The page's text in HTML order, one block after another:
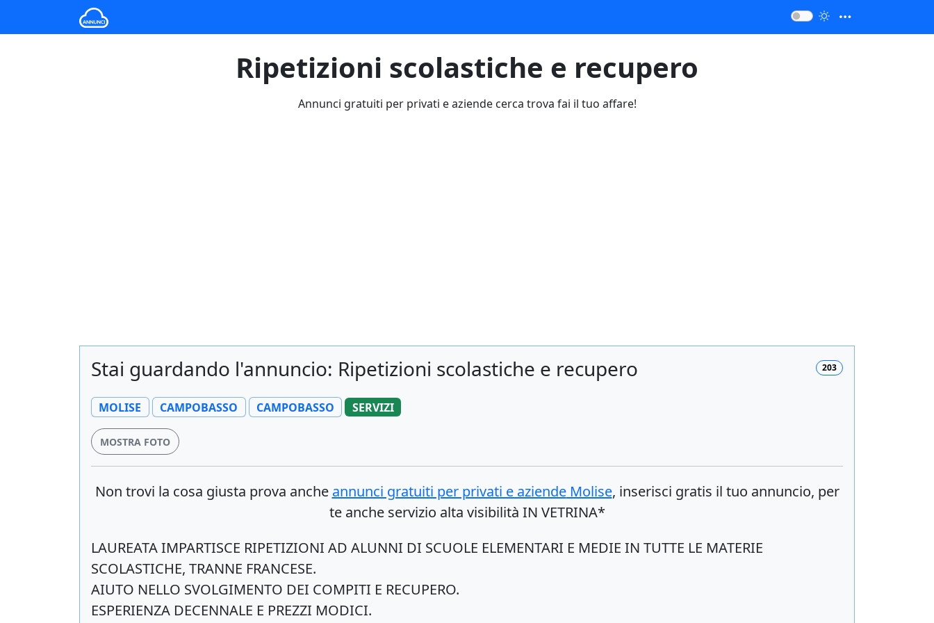
Ripetizioni scolastiche e recupero
Annunci gratuiti per privati e aziende cerca trova fai il tuo affare!
203
Stai guardando l'annuncio: Ripetizioni scolastiche e recupero
MOLISE CAMPOBASSO CAMPOBASSO SERVIZI
MOSTRA FOTO
Non trovi la cosa giusta prova anche annunci gratuiti per privati e aziendeMolise, inserisci gratis il tuo annuncio, per
te anche servizio alta visibilità IN VETRINA*
LAUREATA IMPARTISCE RIPETIZIONI AD ALUNNI DI SCUOLE ELEMENTARI E MEDIE IN TUTTE LE MATERIE
SCOLASTICHE, TRANNE FRANCESE.
AIUTO NELLO SVOLGIMENTO DEI COMPITI E RECUPERO.
ESPERIENZA DECENNALE E PREZZI MODICI.